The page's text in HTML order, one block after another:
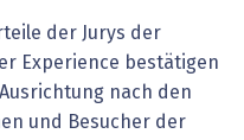
der Jurys der
Experience bestätigen
nach den
und Besucher der